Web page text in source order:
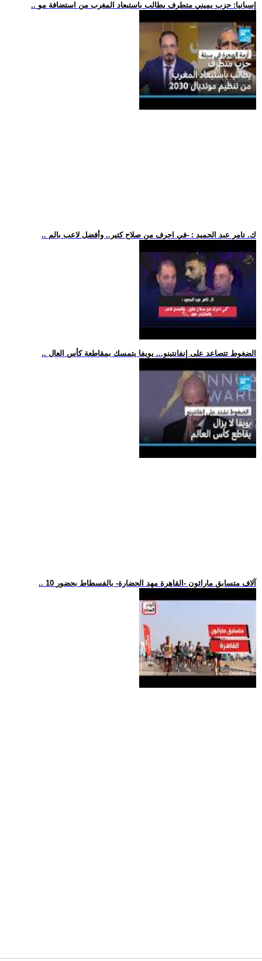
.. إسبانيا: حزب يميني متطرف يطالب باستبعاد المغرب من استضافة مو
.. ك. تامر عبد الحميد : -في احرف من صلاح كتير.. وأفضل لاعب بالم
.. الضغوط تتصاعد على إنفانتينو... يويفا يتمسك بمقاطعة كأس العال
.. 10 آلاف متسابق ماراثون -القاهرة مهد الحضارة- بالفسطاط بحضور